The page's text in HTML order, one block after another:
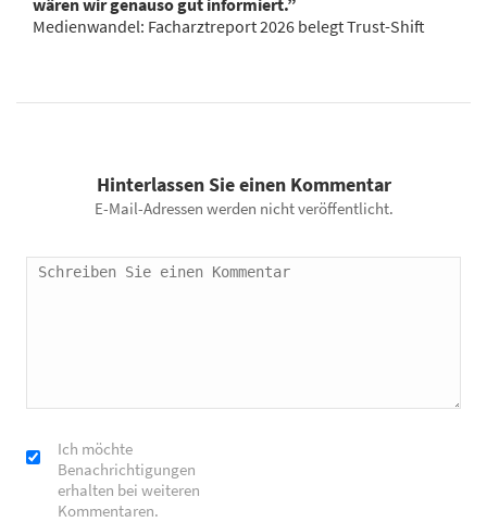
Medienwandel: Facharztreport 2026 belegt Trust-Shift
Hinterlassen Sie einen Kommentar
E-Mail-Adressen werden nicht veröffentlicht.
Ich möchte
Benachrichtigungen
erhalten bei weiteren
Kommentaren.